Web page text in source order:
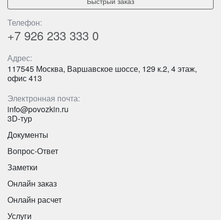
Телефон:
+7 926 233 333 0
Адрес:
117545 Москва, Варшавское шоссе, 129 к.2, 4 этаж,
офис 413
Электронная почта:
info@povozkin.ru
3D-тур
Документы
Вопрос-Ответ
Заметки
Онлайн заказ
Онлайн расчет
Услуги